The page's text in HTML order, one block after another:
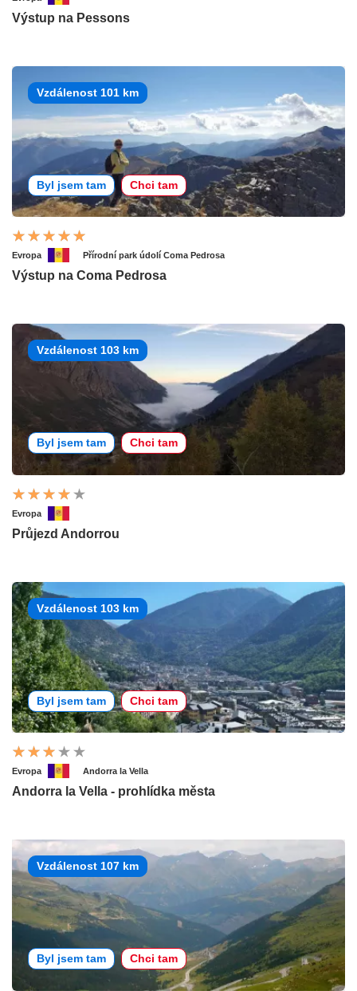
Výstup na Pessons
Vzdálenost 101 km
Byl jsem tam Chci tam
Evropa Přírodní park údolí Coma Pedrosa
Výstup na Coma Pedrosa
Vzdálenost 103 km
Byl jsem tam Chci tam
Evropa
Průjezd Andorrou
Vzdálenost 103 km
Byl jsem tam Chci tam
Evropa Andorra la Vella
Andorra la Vella - prohlídka města
Vzdálenost 107 km
Byl jsem tam Chci tam